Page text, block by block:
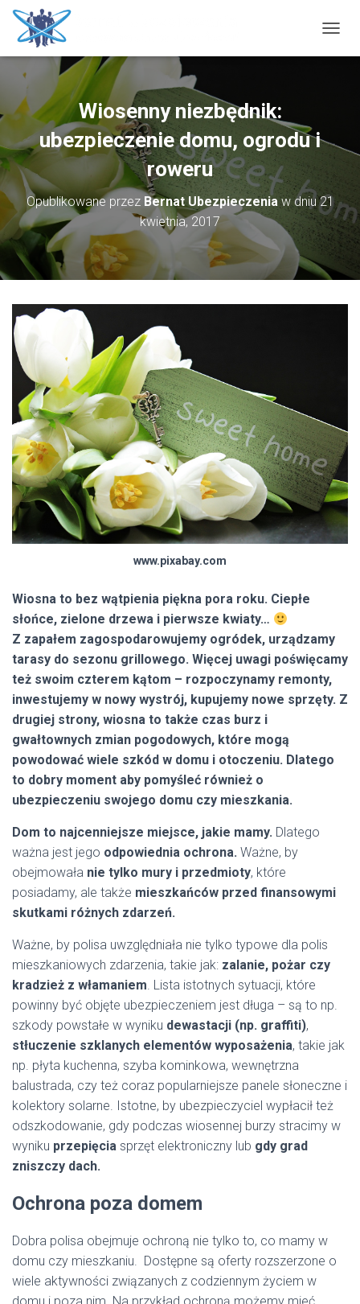
R
Z
W
I
J
Wiosenny niezbędnik:
ubezpieczenie domu, ogrodu i
roweru
Opublikowane przez Bernat Ubezpieczeniaw dniu21
kwietnia, 2017
www.pixabay.com
Wiosna to bez wątpienia piękna pora roku. Ciepłe
słońce, zielone drzewa i pierwsze kwiaty…
Z zapałem zagospodarowujemy ogródek, urządzamy
tarasy do sezonu grillowego. Więcej uwagi poświęcamy
też swoim czterem kątom – rozpoczynamy remonty,
inwestujemy w nowy wystrój, kupujemy nowe sprzęty. Z
drugiej strony, wiosna to także czas burz i
gwałtownych zmian pogodowych, które mogą
powodować wiele szkód w domu i otoczeniu. Dlatego
to dobry moment aby pomyśleć również o
ubezpieczeniu swojego domu czy mieszkania.
Dom to najcenniejsze miejsce, jakie mamy. Dlatego
ważna jest jego odpowiednia ochrona. Ważne, by
obejmowała nie tylko mury i przedmioty, które
posiadamy, ale także mieszkańców przed finansowymi
skutkami różnych zdarzeń.
Ważne, by polisa uwzględniała nie tylko typowe dla polis
mieszkaniowych zdarzenia, takie jak: zalanie, pożar czy
kradzież z włamaniem. Lista istotnych sytuacji, które
powinny być objęte ubezpieczeniem jest długa – są to np.
szkody powstałe w wyniku dewastacji (np. graffiti),
stłuczenie szklanych elementów wyposażenia, takie jak
np. płyta kuchenna, szyba kominkowa, wewnętrzna
balustrada, czy też coraz popularniejsze panele słoneczne i
kolektory solarne. Istotne, by ubezpieczyciel wypłacił też
odszkodowanie, gdy podczas wiosennej burzy stracimy w
wyniku przepięcia sprzęt elektroniczny lub gdy grad
zniszczy dach.
Ochrona poza domem
Dobra polisa obejmuje ochroną nie tylko to, co mamy w
domu czy mieszkaniu. Dostępne są oferty rozszerzone o
wiele aktywności związanych z codziennym życiem w